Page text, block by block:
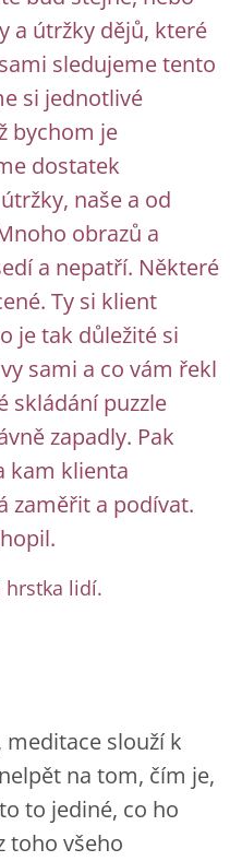
a útržky dějů, které
sledujeme tento
si jednotlivé
bychom je
dostatek
naše a od
obrazů a
a nepatří. Některé
Ty si klient
je tak důležité si
sami a co vám řekl
skládání puzzle
zapadly. Pak
kam klienta
zaměřit a podívat.
hrstka lidí.
meditace slouží k
na tom, čím je,
to jediné, co ho
toho všeho